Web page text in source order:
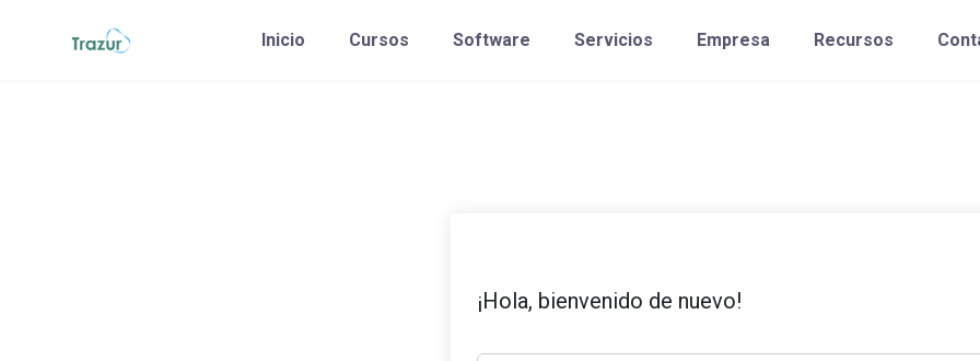
Inicio Cursos Software Servicios Empresa Recursos
¡Hola, bienvenido de nuevo!